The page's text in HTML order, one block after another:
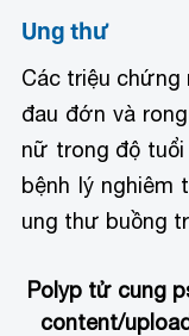
Ung thư
Các triệu chứng
đau đớn và
nữ trong độ tuổi
bệnh lý nghiêm
ung thư buồng
Polyp tử cung
content/